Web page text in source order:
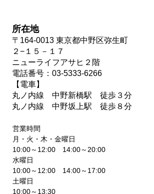
所在地
〒164-0013 東京都中野区弥生町
２−１５－１７
ニューライフアサヒ２階
電話番号：03-5333-6266
【電車】
​丸ノ内線 中野新橋駅 徒歩３分​
丸ノ内線 中野坂上駅 徒歩８分
​営業時間
月・火・木・金曜日
10:00～12:00 14:00～20:00
水曜日
​10:00～12:00 14:00～17:00
土曜日
​10:00～13:30​​